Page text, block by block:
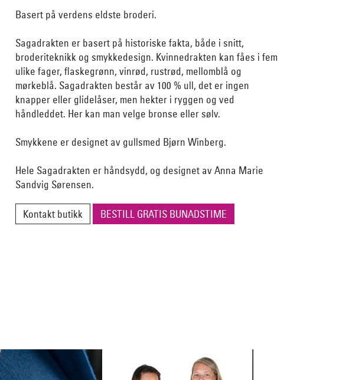
Basert på verdens eldste broderi.
Sagadrakten er basert på historiske fakta, både i snitt,
broderiteknikk og smykkedesign. Kvinnedrakten kan fåes i fem
ulike fager, flaskegrønn, vinrød, rustrød, mellomblå og
mørkeblå. Sagadrakten består av 100 % ull, det er ingen
knapper eller glidelåser, men hekter i ryggen og ved
håndleddet. Her kan man velge bronse eller sølv.
Smykkene er designet av gullsmed Bjørn Winberg.
Hele Sagadrakten er håndsydd, og designet av Anna Marie
Sandvig Sørensen.
Kontakt butikk BESTILL GRATIS BUNADSTIME